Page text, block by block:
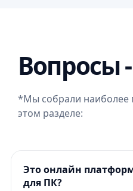
Вопросы
*Мы собрали наиболее
этом разделе:
Это онлайн
для ПК?